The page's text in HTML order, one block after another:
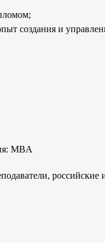
создания и
MBA
российские